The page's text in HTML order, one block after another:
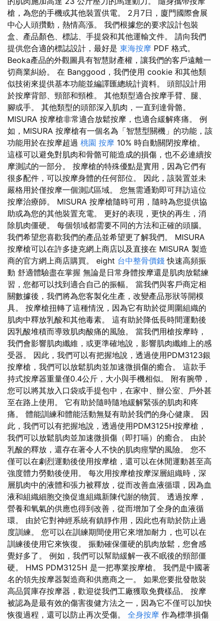
槍，為您的手機或其他裝置供電。 2月7日，廈門國際會展
中心人頭攢動，熱情高漲。 我們根據您的要求設計包裝
盒、產品顏色、標誌、手提袋和其他運輸文件。 請向我們
提供您合適的標誌設計，最好是 東海按摩 PDF 格式。
Beoka產品的外觀圖具有智慧財產權，讓我們的客戶遠離一
切商業糾紛。 在 Banggood，我們使用 cookie 和其他類
似技術來提供基本功能並編譯匯總統計資料。 頭部設計用
於按摩背部、頸部和頸椎。 其他類型適合按摩手臂、腿、
腳或手。 其他類型的頭部深入肌肉，一直到達骨骼。
MISURA 按摩槍非常適合放鬆按摩，也適合緩解疼痛。 例
如，MISURA 按摩槍有一個名為「智慧型關機」的功能，該
功能用於在按摩超過 桃園 按摩 10% 時自動關閉按摩槍。
這樣可以避免對肌肉和骨骼可能造成的損傷，也不必連續按
摩測試的一部分。 按摩槍的特殊優點是實用，因為它們有
很多配件，可以按摩身體的任何部位。 因此，該裝置並未
嚴格用於僅按摩一個測試區域。 您無需通勤即可拜訪這位
按摩治療師。 MISURA 按摩槍隨時可用，隨時為您提供協
助或為您的其他裝置充電。 更好的表現，更快的再生，消
除肌肉僵硬。 每個領域都需要不同的方法和正確的頭腦。
我們希望您喜歡我們的產品並希望更了解我們。 MISURA
按摩槍可以在許多捷克網上商店以及直接在 MISURA 製造
商的官方網上商店購買。 eight 台中整骨價錢 快速高頻振
動 舒適體驗盡在掌握 無論是日常身體按摩還是肌肉放鬆練
習，您都可以找到適合自己的振幅。 當我們與客戶商定相
關數據後，我們將為您客製化生產，改變產品形狀等開模
具。 按摩槍扭轉了這種情況，因為它有助於從周圍組織的
肌肉中釋放乳酸和其他毒素。 這有助於降低長時間運動後
因乳酸堆積而導致肌肉酸痛的風險。 當我們用槍按摩時，
我們會影響肌肉纖維，或更準確地說，影響肌肉纖維上的感
受器。 因此，我們可以有把握地說，透過使用PDM3123銀
按摩槍，我們可以放鬆肌肉並加速微損傷的癒合。 這款手
持式按摩器重量僅0.4公斤，大小與手機相似。 附有腕帶，
您可以將其放入口袋或手提包中，在家中、辦公室、戶外甚
至在路上使用。 它有助於隨時隨地緩解緊張的肌肉和疼
痛。 體能訓練和體能活動無疑有助於我們的身心健康。 因
此，我們可以有把握地說，透過使用PDM3125H按摩槍，
我們可以放鬆肌肉並加速微損傷（即打嗝）的癒合。 由於
乳酸的釋放，還存在著令人不快的肌肉痙攣的風險。 您不
僅可以在劇烈運動後使用按摩槍，還可以在休閒運動甚至高
強度體力勞動後使用。 每次用按摩槍按摩深層組織時，深
層肌肉中的液體和張力被釋放，從而改善血液循環，因為血
液和組織細胞交換促進組織新陳代謝的物質。 透過按摩，
營養和氧氣的供應也得到改善，從而增加了全身的血液循
環。 由於它對神經系統有鎮靜作用，因此也有助於防止過
度訓練。 您可以在訓練期間使用它來增加耐力，也可以在
訓練後使用它來恢復。 振動確保僵硬的肌肉放鬆，您會感
覺好多了。 例如，我們可以幫助緩解一夜不眠後的頸部僵
硬。 HMS PDM3125H 是一把專業按摩槍。 我們是中國著
名的領先按摩器製造商和供應商之一。 如果您要批發散裝
高品質庫存按摩器，歡迎從我們工廠獲取免費樣品。 按摩
被認為是最有效的傷害復健方法之一，因為它不僅可以加快
恢復過程，還可以防止再次受傷。 全身按摩 作為標準損傷